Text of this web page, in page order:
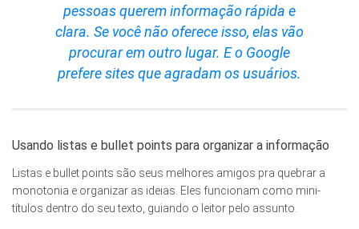
pessoas querem informação rápida e
clara. Se você não oferece isso, elas vão
procurar em outro lugar. E o Google
prefere sites que agradam os usuários.
Usando listas e bullet points para organizar a informação
Listas e bullet points são seus melhores amigos pra quebrar a
monotonia e organizar as ideias. Eles funcionam como mini-
títulos dentro do seu texto, guiando o leitor pelo assunto.